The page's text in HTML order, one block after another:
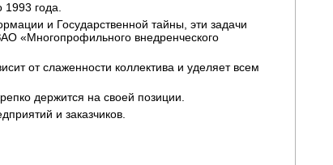
года.
и Государственной тайны, эти задачи
«Многопрофильного внедренческого
от слаженности коллектива и уделяет всем
держится на своей позиции.
и заказчиков.